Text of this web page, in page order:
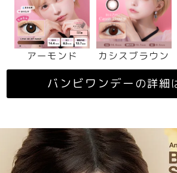
アーモンド カシスブラウン
バンビワンデー の詳細